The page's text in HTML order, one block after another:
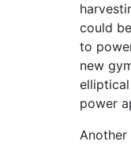
could
to
new
power